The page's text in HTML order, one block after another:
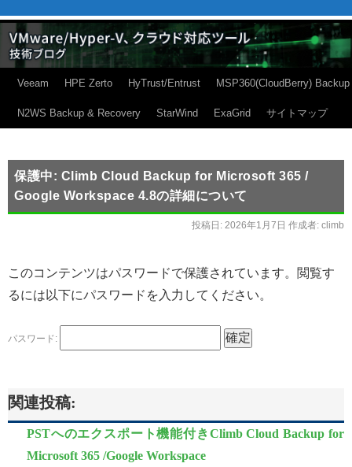
Veeam HPE Zerto HyTrust/Entrust MSP360(CloudBerry) Backup
N2WS Backup & Recovery StarWind ExaGrid サイトマップ
保護中: Climb Cloud Backup for Microsoft 365 /
Google Workspace 4.8の詳細について
投稿日: 2026年1月7日 作成者: climb
このコンテンツはパスワードで保護されています。閲覧す
るには以下にパスワードを入力してください。
パスワード:
関連投稿:
PSTへのエクスポート機能付きClimb Cloud Backup for
Microsoft 365 /Google Workspace